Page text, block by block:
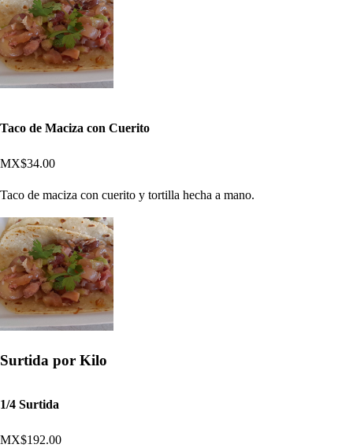
Taco de Maciza con Cuerito
MX$34.00
Taco de maciza con cuerito y tortilla hecha a mano.
Surtida por Kilo
1/4 Surtida
MX$192.00